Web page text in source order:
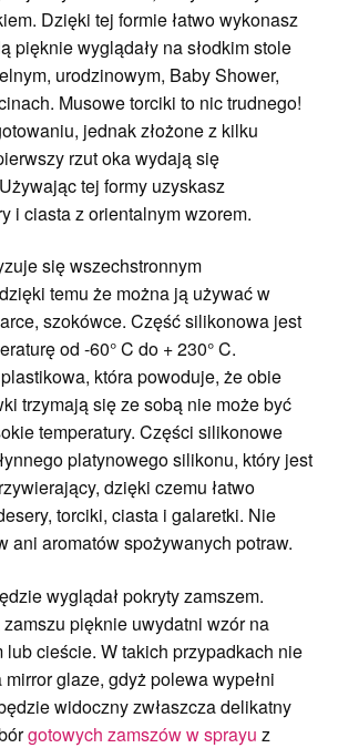
Dzięki tej formie łatwo wykonasz
pięknie wyglądały na słodkim stole
urodzinowym, Baby Shower,
Musowe torciki to nic trudnego!
jednak złożone z kilku
rzut oka wydają się
tej formy uzyskasz
i ciasta z orientalnym wzorem.
się wszechstronnym
temu że można ją używać w
szokówce. Część silikonowa jest
od -60° C do + 230° C.
która powoduje, że obie
trzymają się ze sobą nie może być
temperatury. Części silikonowe
platynowego silikonu, który jest
dzięki czemu łatwo
torciki, ciasta i galaretki. Nie
ani aromatów spożywanych potraw.
wyglądał pokryty zamszem.
pięknie uwydatni wzór na
lub cieście. W takich przypadkach nie
glaze, gdyż polewa wypełni
widoczny zwłaszcza delikatny
gotowych zamszów w sprayu z